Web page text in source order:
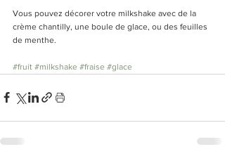
Vous pouvez décorer votre milkshake avec de la
crème chantilly, une boule de glace, ou des feuilles
de menthe.
#fruit #milkshake #fraise #glace